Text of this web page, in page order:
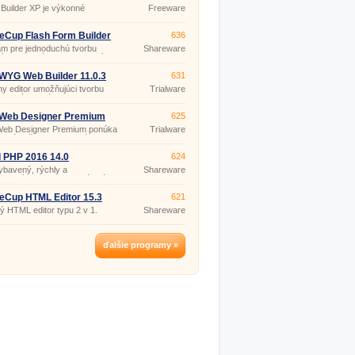
XP je výkonné
Freeware
Flash Form Builder
pre jednoduchú tvorbu
formulárov jednoduchým
bez potreby znalosti tvorby
636
Shareware
Web Builder 11.0.3
editor umožňujúci tvorbu
stránok aj bez
631
Trialware
Designer Premium
Designer Premium ponúka
riešenie pre ľahkú tvorbu
s pomocou šablón.
625
Trialware
PHP 2016 14.0
rýchly a
PHP editor ponúkajúci
nástrojov na editáciu PHP.
624
Shareware
HTML Editor 15.3
HTML editor typu 2 v 1.
621
Shareware
ďalšie programy »